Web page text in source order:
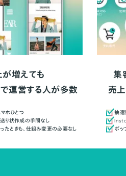
が増えても
運営する人が多数
ホひとつ
送り状作成の手間なし
たときも、仕組み変更の必要なし
集
売
抽選
ポッ